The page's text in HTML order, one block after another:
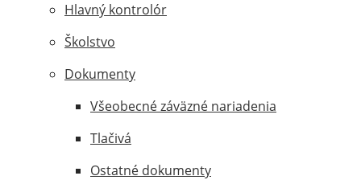
Hlavný kontrolór
Školstvo
Dokumenty
Všeobecné záväzné nariadenia
Tlačivá
Ostatné dokumenty